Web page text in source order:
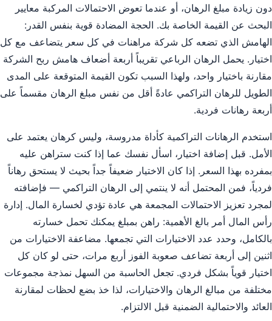
دون زيادة مبلغ الرهان، أو عندما تعوض الاحتمالات المركبة معايير
البحث عن القيمة الخاصة بك. الحجة المضادة قوية بنفس القدر:
الهامش الذي تضعه كل شركة مراهنات في كل سعر يتضاعف مع كل
اختيار. يحمل الرهان الرباعي تقريباً أربعة أضعاف هامش ربح الشركة
مقارنة باختيار واحد، ولهذا السبب تكون القيمة المتوقعة على المدى
الطويل للرهان التراكمي عادةً أقل من نفس مبلغ الرهان مقسماً على
أربعة رهانات فردية.
استخدم الرهانات التراكمية كأداة مدروسة، وليس كرهان يعتمد على
الأمل. قبل إضافة اختيار، اسأل نفسك عما إذا كنت ستراهن عليه
بمفرده بهذا السعر. إذا كان الاختيار ضعيفاً جداً بحيث لا يستحق رهاناً
فردياً، فمن المحتمل أنه لا ينتمي إلى الرهان التراكمي — فإضافته
لمجرد تعزيز الاحتمالات المجمعة هي عادة تؤدي لخسارة المال. إدارة
رأس المال أمر بالغ الأهمية: راهن بمبلغ يمكنك تحمل خسارته
بالكامل، وحدد عدد الاختيارات التي تجمعها. مضاعفة الاختيارات من
اثنين إلى أربعة تضاعف صعوبة الفوز أربع مرات، حتى لو كان كل
اختيار قوياً بشكل فردي. تجعل الحاسبة من السهل نمذجة مجموعات
مختلفة من مبالغ الرهان والاختيارات، لذا خذ بضع لحظات لمقارنة
العائد والاحتمالية الضمنية قبل الالتزام.